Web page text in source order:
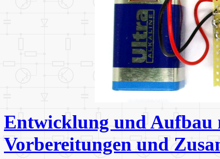
Entwicklung und
Vorbereitungen und